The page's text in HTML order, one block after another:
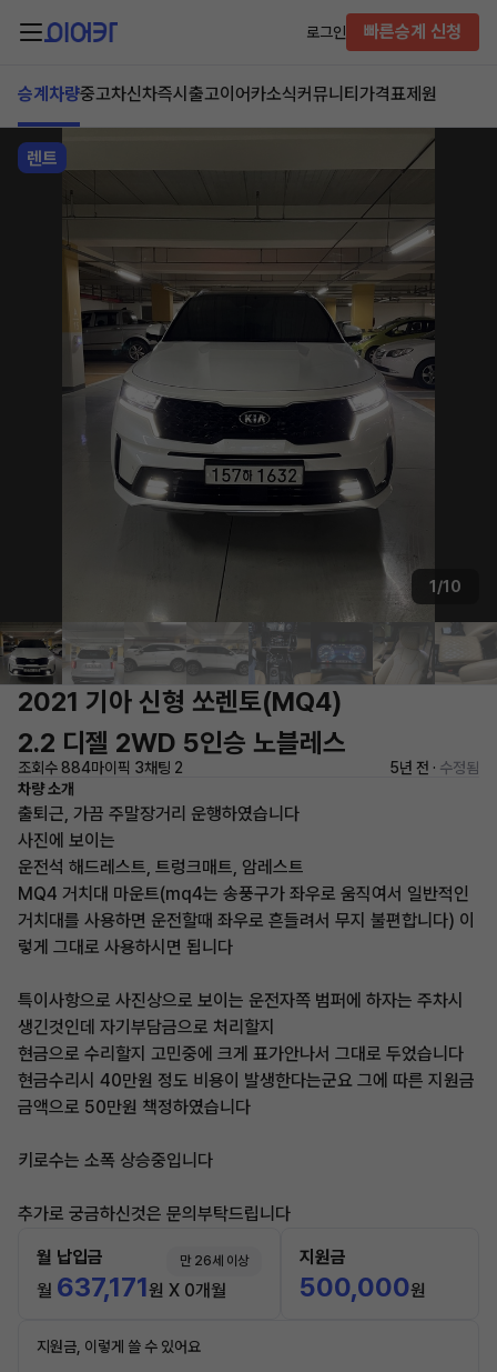
로그인 빠른승계 신청
승계차량중고차신차즉시출고이어카소식커뮤니티 가격표제원
렌트
1/10
2021 기아 신형 쏘렌토(MQ4)
2.2 디젤 2WD 5인승 노블레스
조회수 884마이픽 3채팅 2 5년 전 · 수정됨
차량 소개
출퇴근, 가끔 주말장거리 운행하였습니다
사진에 보이는
운전석 해드레스트, 트렁크매트, 암레스트
MQ4 거치대 마운트(mq4는 송풍구가 좌우로 움직여서 일반적인
거치대를 사용하면 운전할때 좌우로 흔들려서 무지 불편합니다) 이
렇게 그대로 사용하시면 됩니다
특이사항으로 사진상으로 보이는 운전자쪽 범퍼에 하자는 주차시
생긴것인데 자기부담금으로 처리할지
현금으로 수리할지 고민중에 크게 표가안나서 그대로 두었습니다
현금수리시 40만원 정도 비용이 발생한다는군요 그에 따른 지원금
금액으로 50만원 책정하였습니다
키로수는 소폭 상승중입니다
추가로 궁금하신것은 문의부탁드립니다
월 납입금 만 26세 이상
월 637,171원 X 0개월
지원금
500,000원
지원금, 이렇게 쓸 수 있어요